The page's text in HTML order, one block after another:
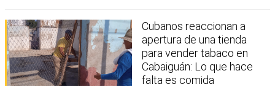
Cubanos reaccionan a
apertura de una tienda
para vender tabaco en
Cabaiguán: Lo que hace
falta es comida